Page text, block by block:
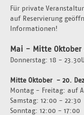
Für private
auf Reservierung
Informationen!
Mai - Mitte Oktober
Donnerstag: 18 -
Mitte Oktober  - 20.
Montag - Freitag: auf
Samstag: 12:00 - 22:30
Sonntag: 12:00 - 17:00